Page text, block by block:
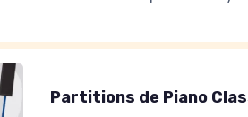
Partitions de Piano